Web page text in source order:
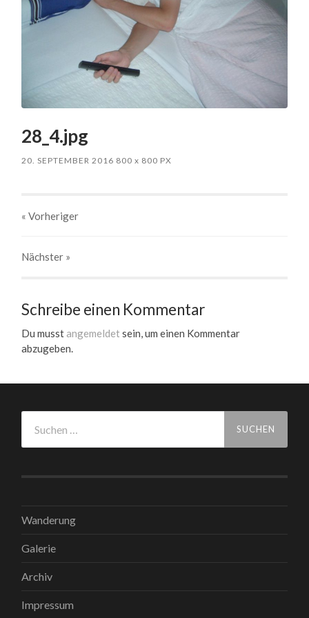
28_4.jpg
20. SEPTEMBER 2016 800x 800 PX
« Vorheriger
Nächster »
Schreibe einen Kommentar
Du musst angemeldet sein, um einen Kommentar
abzugeben.
nach:
Wanderung
Galerie
Archiv
Impressum